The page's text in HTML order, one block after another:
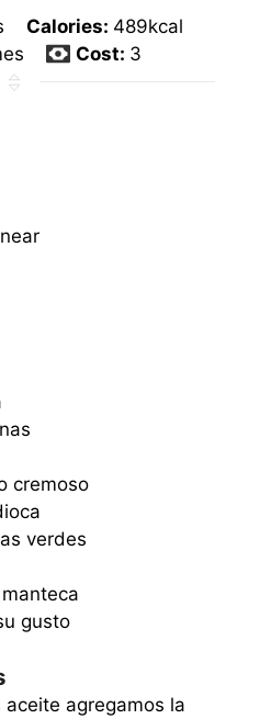
Calories: 489kcal
Cost: 3
cremoso
verdes
gusto
aceite agregamos la